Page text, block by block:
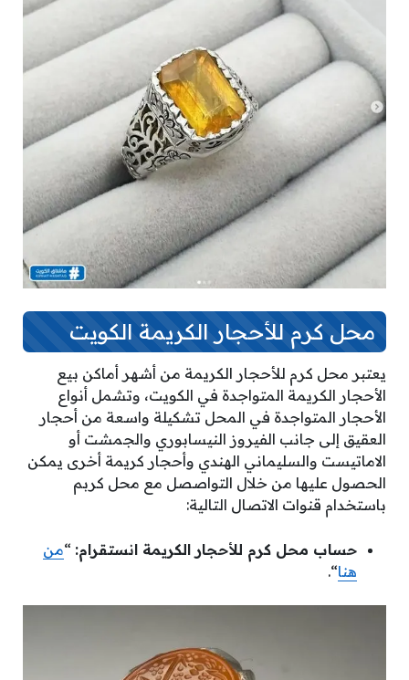
محل كرم للأحجار الكريمة الكويت
يعتبر محل كرم للأحجار الكريمة من أشهر أماكن بيع
الأحجار الكريمة المتواجدة في الكويت، وتشمل أنواع
الأحجار المتواجدة في المحل تشكيلة واسعة من أحجار
العقيق إلى جانب الفيروز النيسابوري والجمشت أو
الاماتيست والسليماني الهندي وأحجار كريمة أخرى يمكن
الحصول عليها من خلال التواصصل مع محل كربم
باستخدام قنوات الاتصال التالية:
حساب محل كرم للأحجار الكريمة انستقرام: “من
هنا“.